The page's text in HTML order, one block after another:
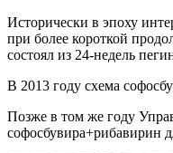
Исторически в эпоху
при более короткой
состоял из 24-недель
В 2013 году схема
Позже в том же году
софосбувира+рибавирин